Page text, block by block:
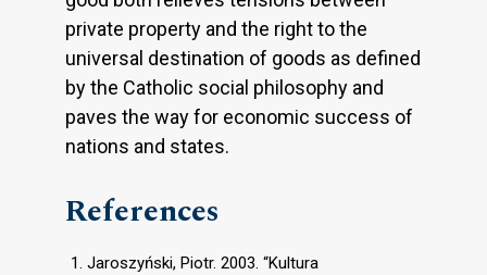
private property and the right to the
universal destination of goods as defined
by the Catholic social philosophy and
paves the way for economic success of
nations and states.
References
Jaroszyński, Piotr. 2003. “Kultura